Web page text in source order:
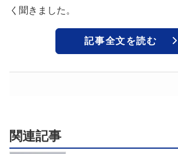
く聞きました。
記事全文を読む
関連記事